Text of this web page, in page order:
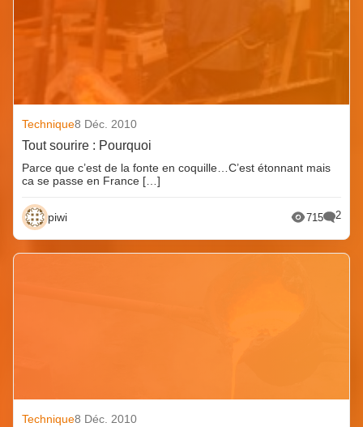
Technique8 Déc. 2010
Tout sourire : Pourquoi
Parce que c’est de la fonte en coquille…C’est étonnant mais
ca se passe en France […]
piwi 715 2
Technique8 Déc. 2010